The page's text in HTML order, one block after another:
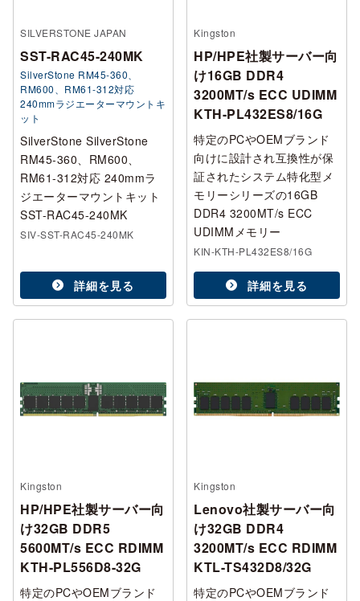
SILVERSTONE JAPAN
SST-RAC45-240MK
SilverStone RM45-360、
RM600、RM61-312対応
240mmラジエーターマウントキ
ット
SilverStone SilverStone
RM45-360、RM600、
RM61-312対応 240mmラ
ジエーターマウントキット
SST-RAC45-240MK
SIV-SST-RAC45-240MK
詳細を見る
Kingston
HP/HPE社製サーバー向
け16GB DDR4
3200MT/s ECC UDIMM
KTH-PL432ES8/16G
特定のPCやOEMブランド
向けに設計され互換性が保
証されたシステム特化型メ
モリーシリーズの16GB
DDR4 3200MT/s ECC
UDIMMメモリー
KIN-KTH-PL432ES8/16G
詳細を見る
Kingston
HP/HPE社製サーバー向
け32GB DDR5
5600MT/s ECC RDIMM
KTH-PL556D8-32G
特定のPCやOEMブランド
Kingston
Lenovo社製サーバー向
け32GB DDR4
3200MT/s ECC RDIMM
KTL-TS432D8/32G
特定のPCやOEMブランド